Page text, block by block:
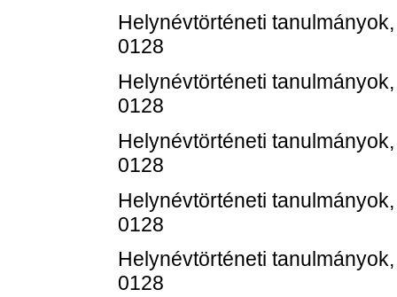
Helynévtörténeti
0128
Helynévtörténeti
0128
Helynévtörténeti
0128
Helynévtörténeti
0128
Helynévtörténeti
0128